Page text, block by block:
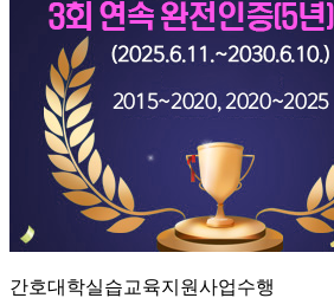
간호대학실습교육지원사업수행